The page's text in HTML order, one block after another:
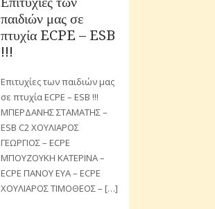
παιδιών μας σε
πτυχία ECPE – ESB
!!!
Επιτυχίες των παιδιών μας
σε πτυχία ECPE – ESB !!!
ΜΠΕΡΔΑΝΗΣ ΣΤΑΜΑΤΗΣ –
ESB C2 ΧΟΥΛΙΑΡΟΣ
ΓΕΩΡΓΙΟΣ – ECPE
ΜΠΟΥΖΟΥΚΗ ΚΑΤΕΡΙΝΑ –
ECPE ΠΑΝΟΥ ΕΥΑ – ECPE
ΧΟΥΛΙΑΡΟΣ ΤΙΜΟΘΕΟΣ – […]